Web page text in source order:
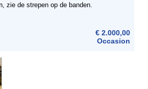
zie de strepen op de banden.
€ 2.000,00
Occasion